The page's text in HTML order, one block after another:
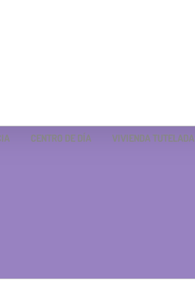
CENTRO DE DÍA VIVIENDA TUTELADA